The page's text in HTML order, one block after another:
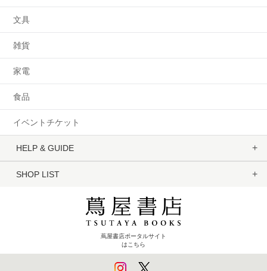
文具
雑貨
家電
食品
イベントチケット
HELP & GUIDE
SHOP LIST
蔦屋書店ポータルサイト
はこちら